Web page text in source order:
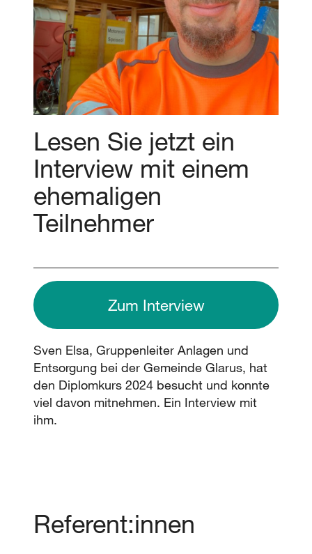
Lesen Sie jetzt ein
Interview mit einem
ehemaligen
Teilnehmer
Zum Interview
Sven Elsa, Gruppenleiter Anlagen und
Entsorgung bei der Gemeinde Glarus, hat
den Diplomkurs 2024 besucht und konnte
viel davon mitnehmen. Ein Interview mit
ihm.
Referent:innen